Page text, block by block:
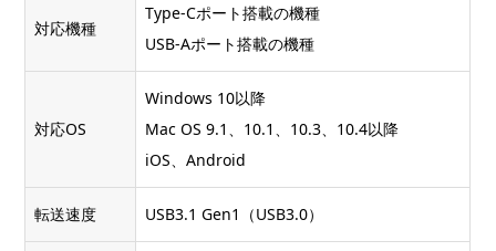
対応機種
Type-Cポート搭載の機種
USB-Aポート搭載の機種
対応OS
Windows 10以降
Mac OS 9.1、10.1、10.3、10.4以降
iOS、Android
転送速度 USB3.1 Gen1（USB3.0）